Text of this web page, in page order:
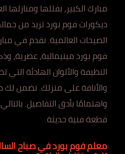
مبارك الكبير، بفللها ومنازلها
ديكورات فوم بورد تزيد من
الصيحات العالمية. نقدم في
فوم بورد مينيمالية، عصرية،
النظيفة والألوان الهادئة
والأناقة على منزلك. نضمن لك
واهتمامًا بأدق التفاصيل.
قطعة فنية حديثة.
معلم فوم بورد في صباح